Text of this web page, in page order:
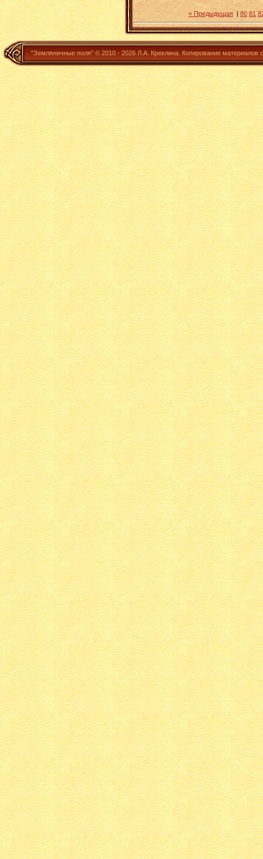
« Предыдущая | 80 81
"Земляничные поля" © 2010 - 2026 Л.А. Креклина. Копирование материалов